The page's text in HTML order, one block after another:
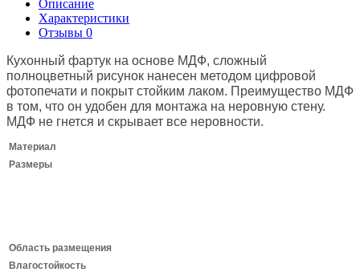
Описание
Характеристики
Отзывы 0
Кухонный фартук на основе МДФ, сложный
полноцветный рисунок нанесен методом цифровой
фотопечати и покрыт стойким лаком. Преимущество МДФ
в том, что он удобен для монтажа на неровную стену.
МДФ не гнется и скрывает все неровности.
Материал
Размеры
Область размещения
Влагостойкость